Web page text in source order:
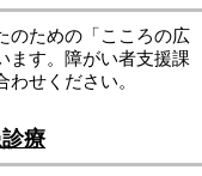
のための「こころの広
ます。障がい者支援課
せください。
療